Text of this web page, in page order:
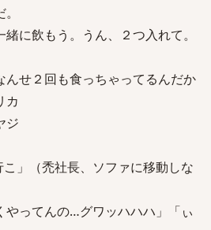
に飲もう。うん、２つ入れて。
んせ２回も食っちゃってるんだか
カ
ジ
」（禿社長、ソファに移動しな
やってんの…グワッハハハ」「ぃ